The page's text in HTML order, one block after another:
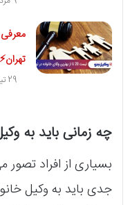
تهران⚡
29 تیر, 1405
چه زمانی باید به
بسیاری از افراد تصور
جدی باید به وکیل